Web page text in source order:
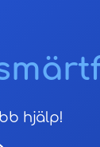
hjälp!